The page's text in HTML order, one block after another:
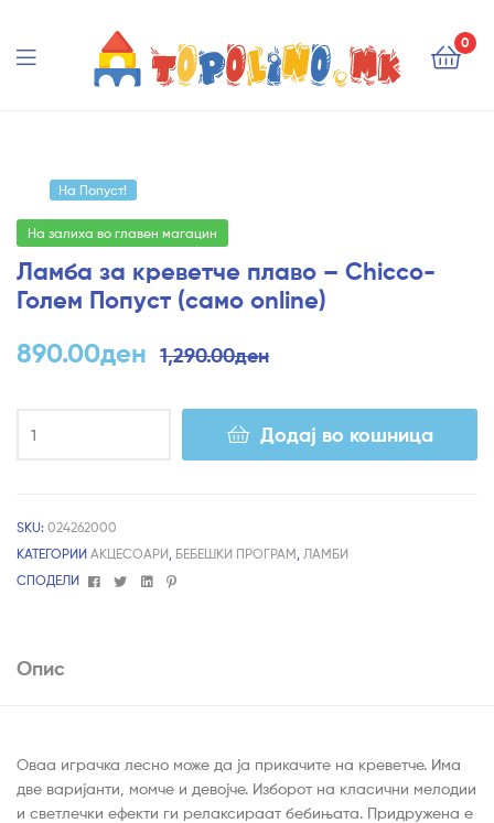
0
На Попуст!
На залиха во главен магацин
Ламба за креветче плаво – Chicco-
Голем Попуст (само online)
1,290.00ден
890.00ден
Додај во кошница
SKU: 024262000
КАТЕГОРИИ АКЦЕСОАРИ, БЕБЕШКИ ПРОГРАМ, ЛАМБИ
СПОДЕЛИ
FacebookTwitterLinkedin
Pinterest
Опис
Оваа играчка лесно може да ја прикачите на креветче. Има
две варијанти, момче и девојче. Изборот на класични мелодии
и светлечки ефекти ги релаксираат бебињата. Придружена е